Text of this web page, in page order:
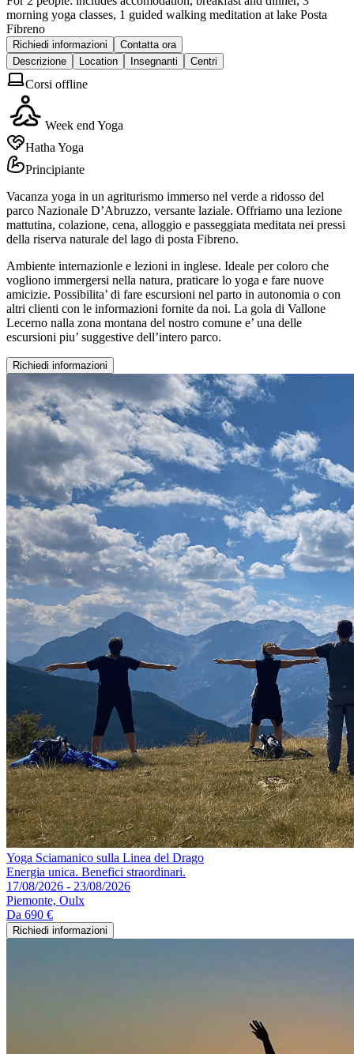
morning yoga classes, 1 guided walking meditation at lake Posta
Fibreno
Richiedi informazioni
Contatta ora
Descrizione
Location Insegnanti Centri
Corsi offline
Week end Yoga
Hatha Yoga
Principiante
Vacanza yoga in un agriturismo immerso nel verde a ridosso del
parco Nazionale D’Abruzzo, versante laziale. Offriamo una lezione
mattutina, colazione, cena, alloggio e passeggiata meditata nei pressi
della riserva naturale del lago di posta Fibreno.
Ambiente internazionle e lezioni in inglese. Ideale per coloro che
vogliono immergersi nella natura, praticare lo yoga e fare nuove
amicizie. Possibilita’ di fare escursioni nel parto in autonomia o con
altri clienti con le informazioni fornite da noi. La gola di Vallone
Lecerno nalla zona montana del nostro comune e’ una delle
escursioni piu’ suggestive dell’intero parco.
Richiedi informazioni
Yoga Sciamanico sulla Linea del Drago
Energia unica. Benefici straordinari.
17/08/2026 - 23/08/2026
Piemonte, Oulx
Da 690 €
Richiedi informazioni